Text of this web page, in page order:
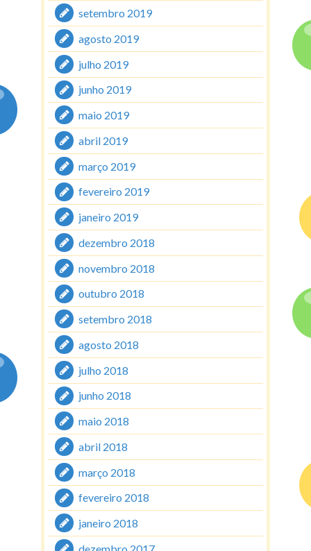
setembro 2019
agosto 2019
julho 2019
junho 2019
maio 2019
abril 2019
março 2019
fevereiro 2019
janeiro 2019
dezembro 2018
novembro 2018
outubro 2018
setembro 2018
agosto 2018
julho 2018
junho 2018
maio 2018
abril 2018
março 2018
fevereiro 2018
janeiro 2018